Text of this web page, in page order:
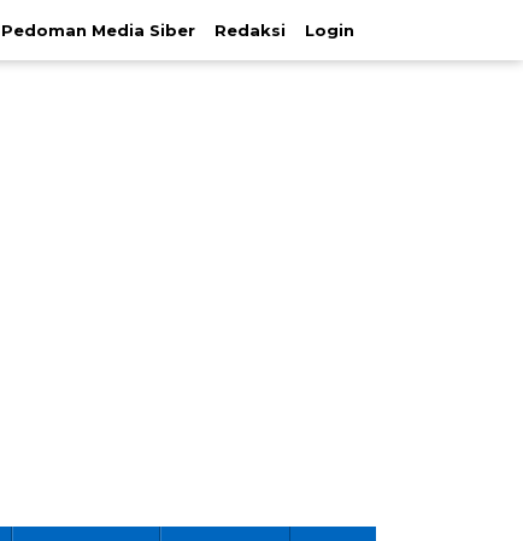
Pedoman Media Siber Redaksi Login